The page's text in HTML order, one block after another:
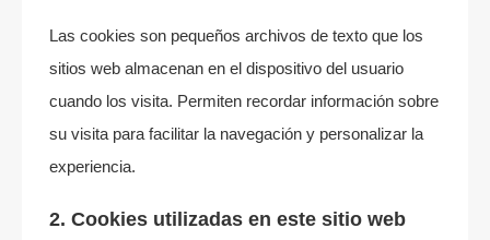
Las cookies son pequeños archivos de texto que los
sitios web almacenan en el dispositivo del usuario
cuando los visita. Permiten recordar información sobre
su visita para facilitar la navegación y personalizar la
experiencia.
2. Cookies utilizadas en este sitio web